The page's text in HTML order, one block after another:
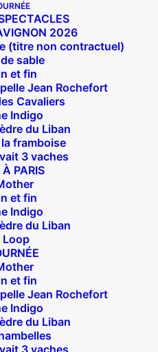
2026
(titre non contractuel)
de sable
et fin
Jean Rochefort
Cavaliers
Indigo
du Liban
framboise
3 vaches
PARIS
et fin
Indigo
du Liban
Loop
et fin
Jean Rochefort
Indigo
du Liban
3 vaches
de 12h30
1h avant la première
DU WEB